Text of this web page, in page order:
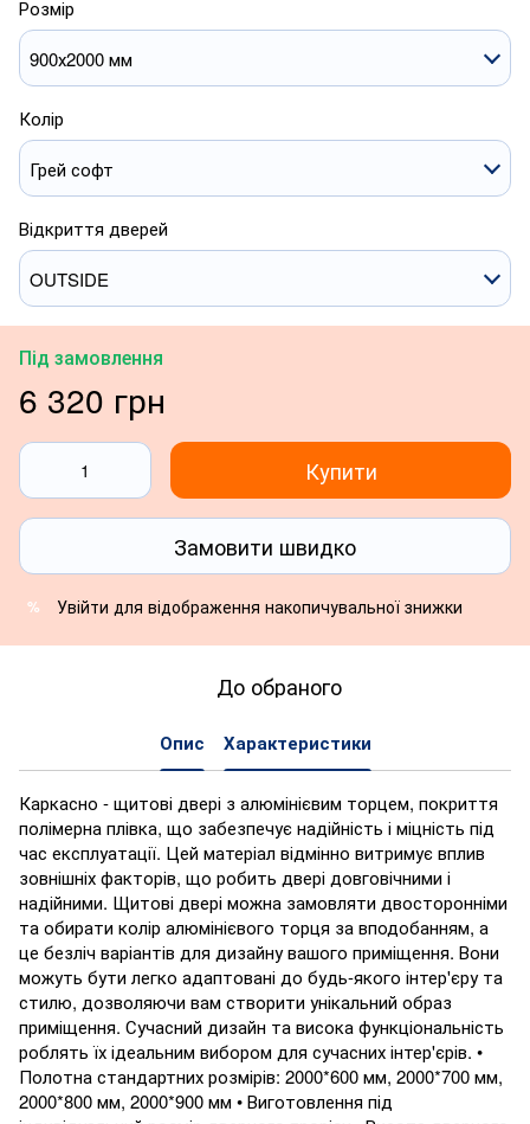
Розмір
900х2000 мм
Колір
Грей софт
Відкриття дверей
OUTSIDE
Під замовлення
6 320 грн
Купити
Замовити швидко
% Увійти для відображення накопичувальної знижки
До обраного
Опис Характеристики
Каркасно - щитові двері з алюмінієвим торцем, покриття
полімерна плівка, що забезпечує надійність і міцність під
час експлуатації. Цей матеріал відмінно витримує вплив
зовнішніх факторів, що робить двері довговічними і
надійними. Щитові двері можна замовляти двосторонніми
та обирати колір алюмінієвого торця за вподобанням, а
це безліч варіантів для дизайну вашого приміщення. Вони
можуть бути легко адаптовані до будь-якого інтер'єру та
стилю, дозволяючи вам створити унікальний образ
приміщення. Сучасний дизайн та висока функціональність
роблять їх ідеальним вибором для сучасних інтер'єрів. •
Полотна стандартних розмірів: 2000*600 мм, 2000*700 мм,
2000*800 мм, 2000*900 мм • Виготовлення під